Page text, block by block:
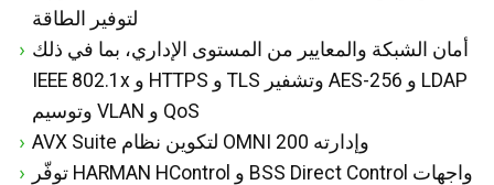
لتوفير الطاقة
أمان الشبكة والمعايير من المستوى الإداري، بما في ذلك
IEEE 802.1x و HTTPS و TLS وتشفير AES-256 و LDAP
وتوسيم VLAN و QoS
AVX Suite لتكوين نظام OMNI 200 وإدارته
توفّر HARMAN HControl و BSS Direct Control واجهات